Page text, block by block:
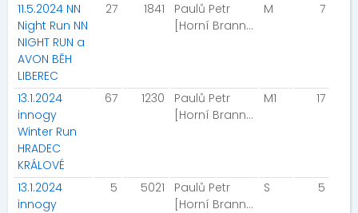
11.5.2024 NN
Night Run NN
NIGHT RUN a
AVON BĚH
LIBEREC
27 1841
Paulů Petr
[Horní Branná]
M 7
13.1.2024
innogy
Winter Run
HRADEC
KRÁLOVÉ
67 1230
Paulů Petr
[Horní Branná]
M1 17
13.1.2024
innogy
5 5021
Paulů Petr
[Horní Branná]
S 5